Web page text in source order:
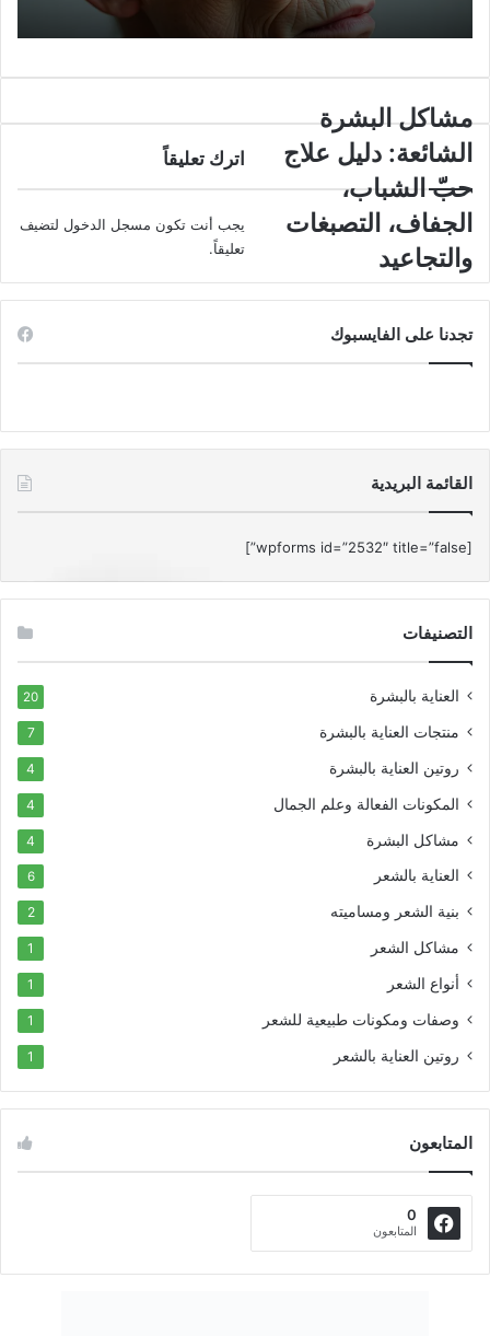
مشاكل
البشرة
الشائعة:
دليل
علاج
حبّ
الشباب،
الجفاف،
مشاكل البشرة
الشائعة: دليل علاج
حبّ الشباب،
الجفاف، التصبغات
والتجاعيد
اترك تعليقاً
يجب أنت تكون مسجل الدخول لتضيف
تعليقاً.
تجدنا على الفايسبوك
القائمة البريدية
[wpforms id=”2532″ title=”false”]
التصنيفات
العناية بالبشرة 20
منتجات العناية بالبشرة 7
روتين العناية بالبشرة 4
المكونات الفعالة وعلم الجمال 4
مشاكل البشرة 4
العناية بالشعر 6
بنية الشعر ومساميته 2
مشاكل الشعر 1
أنواع الشعر 1
وصفات ومكونات طبيعية للشعر 1
روتين العناية بالشعر 1
المتابعون
0
المتابعون